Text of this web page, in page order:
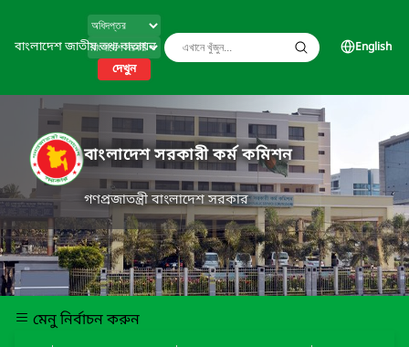
বাংলাদেশ জাতীয় তথ্য বাতায়ন
দেখুন
English
বাংলাদেশ সরকারী কর্ম কমিশন
গণপ্রজাতন্ত্রী বাংলাদেশ সরকার
মেনু নির্বাচন করুন